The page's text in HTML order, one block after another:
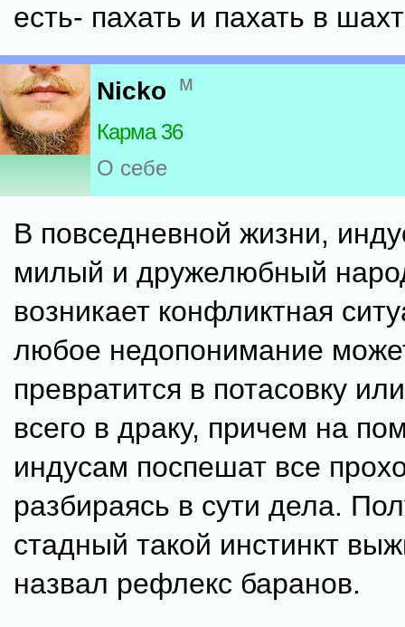
есть- пахать и пахать в
Nicko м
Карма 36
О себе
В повседневной жизни,
милый и дружелюбный
возникает конфликтная
любое недопонимание
превратится в потасовку
всего в драку, причем на
индусам поспешат все
разбираясь в сути дела.
стадный такой инстинкт
назвал рефлекс баранов.